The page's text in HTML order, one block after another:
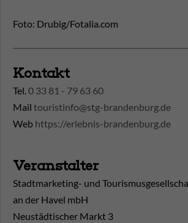
Foto: Drubig/Fotalia.com
Kontakt
Tel.0 33 81 - 79 63 60
Mail touristinfo@stg-brandenburg.de
Web https://erlebnis-brandenburg.de
Veranstalter
Stadtmarketing- und
an der Havel mbH
Neustädtischer Markt 3